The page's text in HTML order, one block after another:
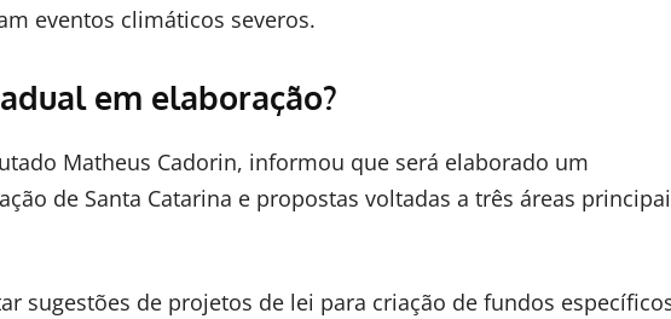
eventos climáticos severos.
em elaboração?
Matheus Cadorin, informou que será elaborado um
de Santa Catarina e propostas voltadas a três áreas
sugestões de projetos de lei para criação de fundos